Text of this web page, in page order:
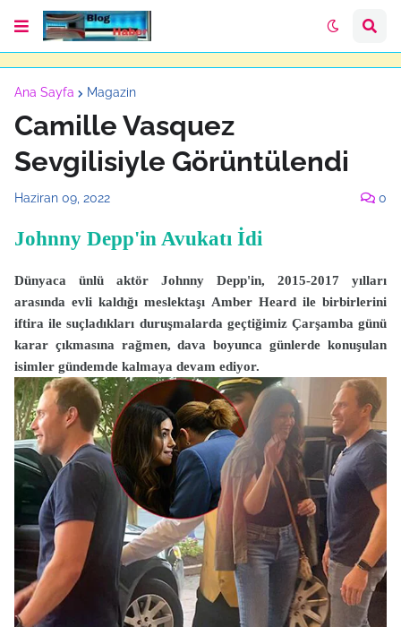
Ana Sayfa Magazin
Camille Vasquez
Sevgilisiyle Görüntülendi
Haziran 09, 2022 0
Johnny Depp'in Avukatı İdi
Dünyaca ünlü aktör Johnny Depp'in, 2015-2017 yılları
arasında evli kaldığı meslektaşı Amber Heard ile birbirlerini
iftira ile suçladıkları duruşmalarda geçtiğimiz Çarşamba günü
karar çıkmasına rağmen, dava boyunca günlerde konuşulan
isimler gündemde kalmaya devam ediyor.